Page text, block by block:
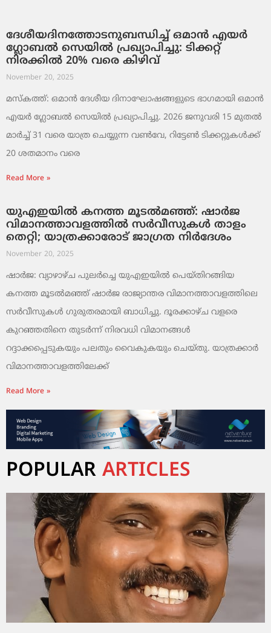
ദേശീയദിനത്തോടനുബന്ധിച്ച് ഒമാൻ എയർ
ഗ്ലോബൽ സെയിൽ പ്രഖ്യാപിച്ചു: ടിക്കറ്റ്
നിരക്കിൽ 20% വരെ കിഴിവ്
November 20, 2025
മസ്‌കത്ത്: ഒമാൻ ദേശീയ ദിനാഘോഷങ്ങളുടെ ഭാഗമായി ഒമാൻ
എയർ ഗ്ലോബൽ സെയിൽ പ്രഖ്യാപിച്ചു. 2026 ജനുവരി 15 മുതൽ
മാർച്ച് 31 വരെ യാത്ര ചെയ്യുന്ന വൺവേ, റിട്ടേൺ ടിക്കറ്റുകൾക്ക്
20 ശതമാനം വരെ
Read More »
യുഎഇയിൽ കനത്ത മൂടൽമഞ്ഞ്: ഷാർജ
വിമാനത്താവളത്തിൽ സർവീസുകൾ താളം
തെറ്റി; യാത്രക്കാരോട് ജാഗ്രത നിർദേശം
November 20, 2025
ഷാർജ: വ്യാഴാഴ്ച പുലർച്ചെ യുഎഇയിൽ പെയ്തിറങ്ങിയ
കനത്ത മൂടൽമഞ്ഞ് ഷാർജ രാജ്യാന്തര വിമാനത്താവളത്തിലെ
സർവീസുകൾ ഗുരുതരമായി ബാധിച്ചു. ദൂരക്കാഴ്ച വളരെ
കുറഞ്ഞതിനെ തുടർന്ന് നിരവധി വിമാനങ്ങൾ
റദ്ദാക്കപ്പെടുകയും പലതും വൈകുകയും ചെയ്തു. യാത്രക്കാർ
വിമാനത്താവളത്തിലേക്ക്
Read More »
POPULAR ARTICLES